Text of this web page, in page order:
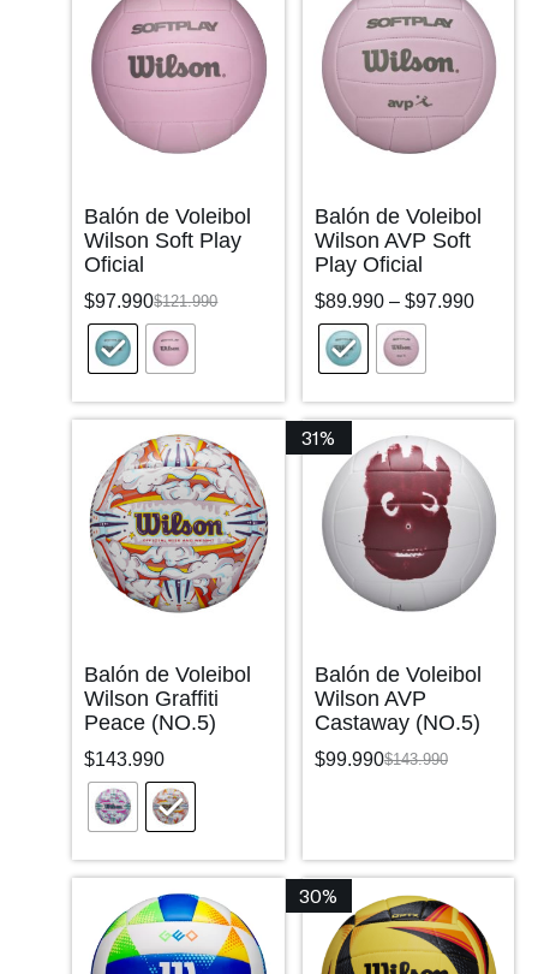
Balón de Voleibol
Wilson Soft Play
Oficial
$121.990
$97.990
Balón de Voleibol
Wilson AVP Soft
Play Oficial
$89.990 – $97.990
Balón de Voleibol
Wilson Graffiti
Peace (NO.5)
$143.990
31%
Balón de Voleibol
Wilson AVP
Castaway (NO.5)
$143.990
$99.990
30%